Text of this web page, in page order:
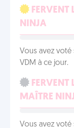
NINJA
Vous avez voté
VDM à ce jour.
MAÎTRE
Vous avez